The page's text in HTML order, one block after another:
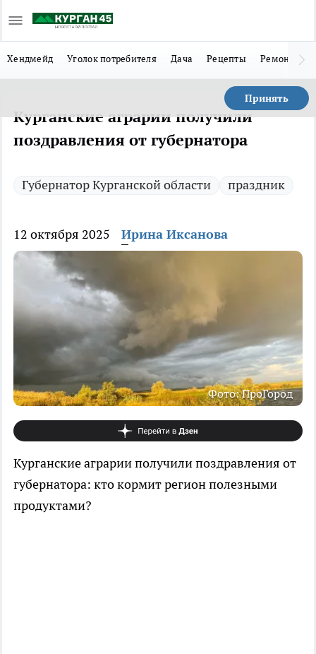
Хендмейд Уголок потребителя Дача Рецепты Ремонт
Принять
Курганские аграрии получили
поздравления от губернатора
Губернатор Курганской области праздник
12 октября 2025 Ирина Иксанова
Фото: ПроГород
Курганские аграрии получили поздравления от
губернатора: кто кормит регион полезными
продуктами?